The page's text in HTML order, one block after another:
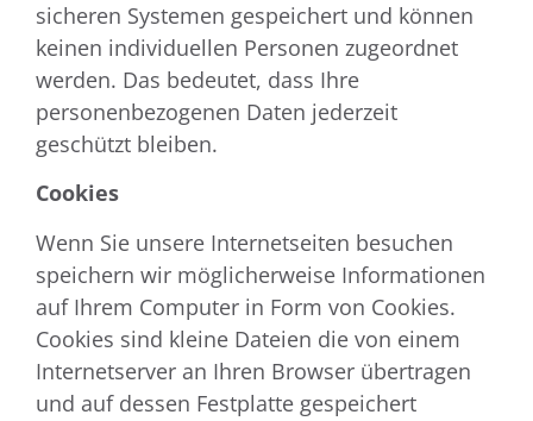
sicheren Systemen gespeichert und können
keinen individuellen Personen zugeordnet
werden. Das bedeutet, dass Ihre
personenbezogenen Daten jederzeit
geschützt bleiben.
Cookies
Wenn Sie unsere Internetseiten besuchen
speichern wir möglicherweise Informationen
auf Ihrem Computer in Form von Cookies.
Cookies sind kleine Dateien die von einem
Internetserver an Ihren Browser übertragen
und auf dessen Festplatte gespeichert